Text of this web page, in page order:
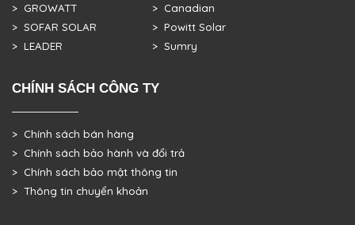
> GROWATT
> SOFAR SOLAR
> LEADER
> Canadian
> Powitt Solar
> Sumry
CHÍNH SÁCH CÔNG TY
> Chính sách bán hàng
> Chính sách bảo hành và đổi trả
> Chính sách bảo mật thông tin
> Thông tin chuyển khoản